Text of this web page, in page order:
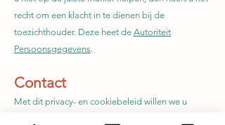
recht om een klacht in te dienen bij de
toezichthouder. Deze heet de Autoriteit
Persoonsgegevens.
Contact
Met dit privacy- en cookiebeleid willen we u